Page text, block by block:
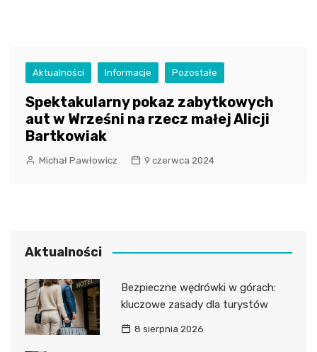
Aktualności Informacje Pozostałe
Spektakularny pokaz zabytkowych
aut w Wrześni na rzecz małej Alicji
Bartkowiak
Michał Pawłowicz 9 czerwca 2024
Aktualności
Bezpieczne wędrówki w górach:
kluczowe zasady dla turystów
8 sierpnia 2026